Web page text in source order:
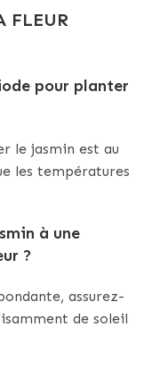
FLEUR
pour planter
le jasmin est au
les températures
à une
?
assurez-
de soleil